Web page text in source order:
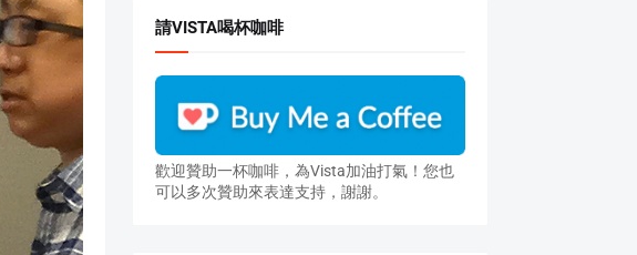
請VISTA喝杯咖啡
歡迎贊助一杯咖啡，為Vista加油打氣！您也
可以多次贊助來表達支持，謝謝。